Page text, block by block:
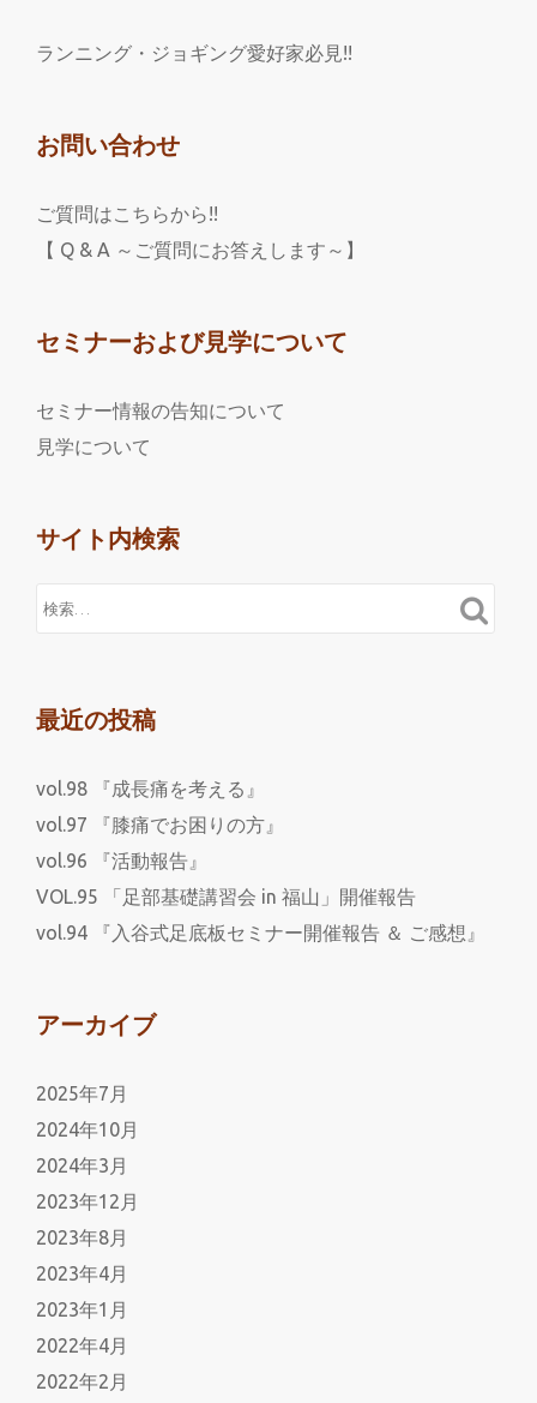
ランニング・ジョギング愛好家必見!!
お問い合わせ
ご質問はこちらから!!
【 Q & A ～ご質問にお答えします～】
セミナーおよび見学について
セミナー情報の告知について
見学について
サイト内検索
最近の投稿
vol.98 『成長痛を考える』
vol.97 『膝痛でお困りの方』
vol.96 『活動報告』
VOL.95 「足部基礎講習会 in 福山」開催報告
vol.94 『入谷式足底板セミナー開催報告 ＆ ご感想』
アーカイブ
2025年7月
2024年10月
2024年3月
2023年12月
2023年8月
2023年4月
2023年1月
2022年4月
2022年2月